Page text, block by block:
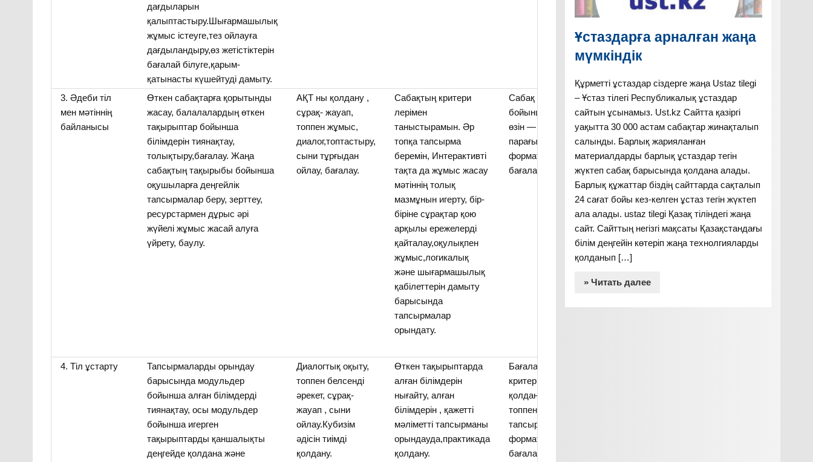
дағдыларын
қалыптастыру.Шығармашылық
жұмыс істеуге,тез ойлауға
дағдыландыру,өз жетістіктерін
бағалай білуге,қарым-
қатынасты күшейтуді дамыту.
қою.Арнайы
әзірлеу.
3. Әдеби тіл
мен мәтіннің
байланысы
Өткен сабақтарға қорытынды
жасау, балалалардың өткен
тақырыптар бойынша
білімдерін тиянақтау,
толықтыру,бағалау. Жаңа
сабақтың тақырыбы бойынша
оқушыларға деңгейлік
тапсырмалар беру, зерттеу,
ресурстармен дұрыс әрі
жүйелі жұмыс жасай алуға
үйрету, баулу.
АҚТ ны қолдану ,
сұрақ- жауап,
топпен жұмыс,
диалог,топтастыру,
сыни тұрғыдан
ойлау, бағалау.
Сабақтың критери
лерімен
таныстырамын. Әр
топқа тапсырма
беремін, Интерактивті
тақта да жұмыс жасау
мәтіннің толық
мазмұнын игерту, бір-
біріне сұрақтар қою
арқылы ережелерді
қайталау,оқулықпен
жұмыс,логикалық
және шығармашылық
қабілеттерін дамыту
барысында
тапсырмалар
орындату.
Сабақ нәтижесі
бойынша топтарға
өзін — өзі бағалау
парағын беріп,
формативтік
бағалау.
Сыни тұрғыдан
ойлау
технологиясының
топтастыру әдісі
мен жұмыс
істеген уақытта
топтардың бір
бірінің ой
пікірлерін
тындауын,
талқылауын
бақылаймын,осы
бағдар беріп
Оқулық, компьютер,
интербелсенді
тақта, плакаттар,
қосымша
журналдар жинағы,
қайшы
4. Тіл ұстарту
Тапсырмаларды орындау
барысында модульдер
бойынша алған білімдерді
тиянақтау, осы модульдер
бойынша игерген
тақырыптарды қаншалықты
деңгейде қолдана және
Диалогтық оқыту,
топпен белсенді
әрекет, сұрақ-
жауап , сыни
ойлау.Кубизім
әдісін тиімді
қолдану.
Өткен тақырыптарда
алған білімдерін
нығайту, алған
білімдерін , қажетті
мәліметті тапсырманы
орындауда,практикада
қолдану.
Бағалау
критерилерін
қолдану арқылы
топпен жұмыста әр
тапсырмаға
формативті
бағалау.
Ұстаздарға арналған жаңа
мүмкіндік
Құрметті ұстаздар сіздерге жаңа Ustaz tilegi
– Ұстаз тілегі Республикалық ұстаздар
сайтын ұсынамыз. Ust.kz Сайтта қазіргі
уақытта 30 000 астам сабақтар жинақталып
салынды. Барлық жарияланған
материалдарды барлық ұстаздар тегін
жүктеп сабақ барысында қолдана алады.
Барлық құжаттар біздің сайттарда сақталып
24 сағат бойы кез-келген ұстаз тегін жүктеп
ала алады. ustaz tilegi Қазақ тіліндегі жаңа
сайт. Сайттың негізгі мақсаты Қазақстандағы
білім деңгейін көтеріп жаңа технолгияларды
қолданып […]
» Читать далее